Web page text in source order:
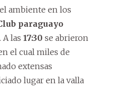
ambiente en los
paraguayo
las 17:30 se abrieron
el cual miles de
extensas
lugar en la valla